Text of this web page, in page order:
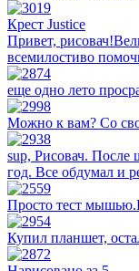
Крест Justice
Привет,
всемилостиво
еще одно лето
Можно к вам? Со
sup, Рисовач. После
год. Все обдумал и
Просто тест
Купил планшет,